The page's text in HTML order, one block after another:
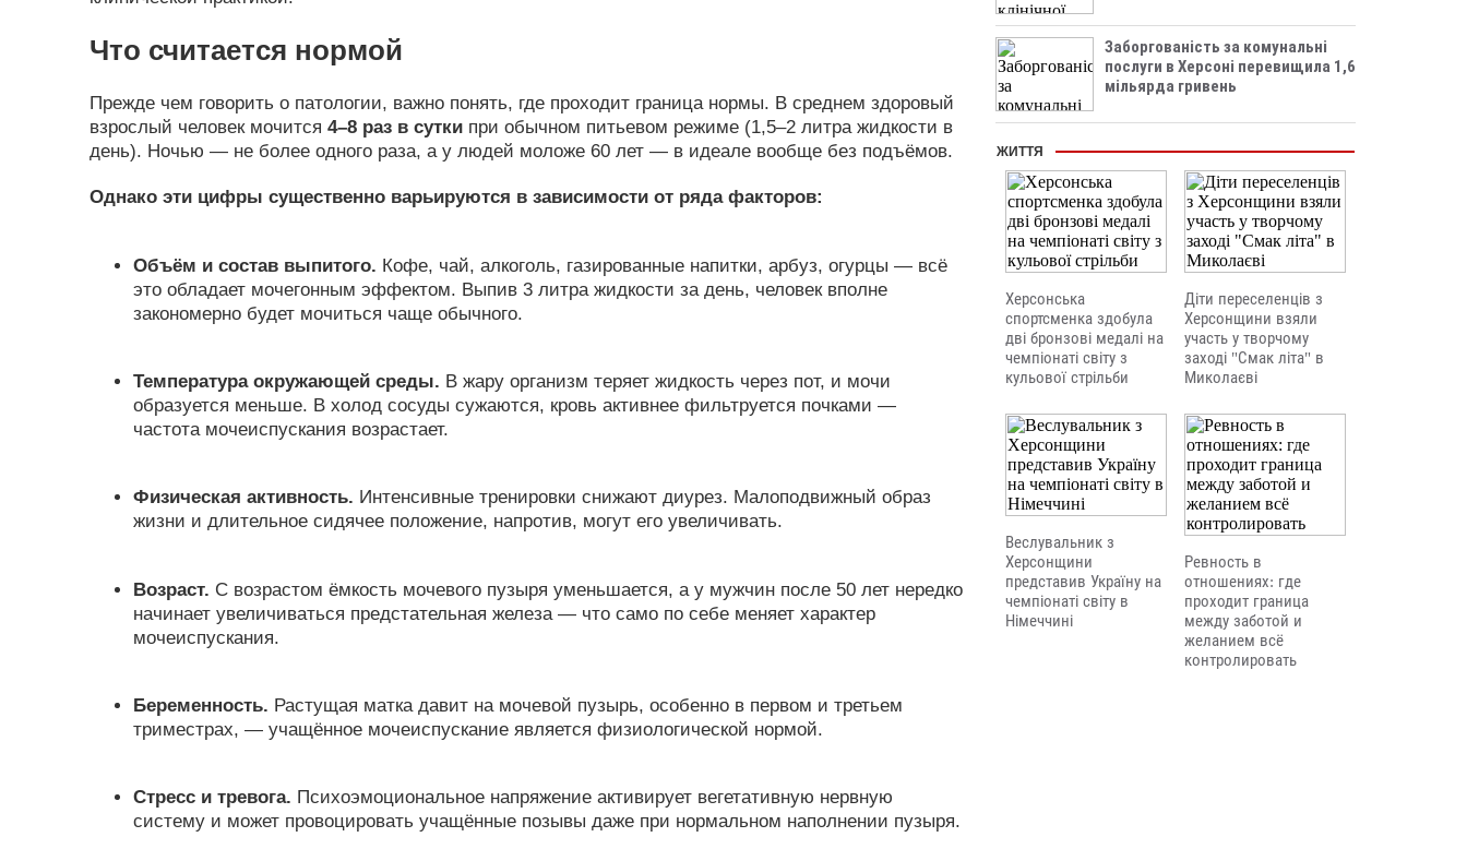
Что считается нормой
Прежде чем говорить о патологии, важно понять, где проходит граница нормы. В среднем здоровый
взрослый человек мочится 4–8 раз в сутки при обычном питьевом режиме (1,5–2 литра жидкости в
день). Ночью — не более одного раза, а у людей моложе 60 лет — в идеале вообще без подъёмов.
Однако эти цифры существенно варьируются в зависимости от ряда факторов:
Объём и состав выпитого. Кофе, чай, алкоголь, газированные напитки, арбуз, огурцы — всё
это обладает мочегонным эффектом. Выпив 3 литра жидкости за день, человек вполне
закономерно будет мочиться чаще обычного.
Температура окружающей среды. В жару организм теряет жидкость через пот, и мочи
образуется меньше. В холод сосуды сужаются, кровь активнее фильтруется почками —
частота мочеиспускания возрастает.
Физическая активность. Интенсивные тренировки снижают диурез. Малоподвижный образ
жизни и длительное сидячее положение, напротив, могут его увеличивать.
Возраст. С возрастом ёмкость мочевого пузыря уменьшается, а у мужчин после 50 лет нередко
начинает увеличиваться предстательная железа — что само по себе меняет характер
мочеиспускания.
Беременность. Растущая матка давит на мочевой пузырь, особенно в первом и третьем
триместрах, — учащённое мочеиспускание является физиологической нормой.
Стресс и тревога. Психоэмоциональное напряжение активирует вегетативную нервную
систему и может провоцировать учащённые позывы даже при нормальном наполнении пузыря.
Заборгованість за комунальні
послуги в Херсоні перевищила 1,6
мільярда гривень
ЖИТТЯ
Херсонська
спортсменка здобула
дві бронзові медалі на
чемпіонаті світу з
кульової стрільби
Діти переселенців з
Херсонщини взяли
участь у творчому
заході "Смак літа" в
Миколаєві
Веслувальник з
Херсонщини
представив Україну на
чемпіонаті світу в
Німеччині
Ревность в
отношениях: где
проходит граница
между заботой и
желанием всё
контролировать